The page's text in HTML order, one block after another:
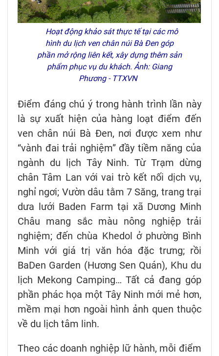
Hoạt động khảo sát thực tế tại các mô
hình du lịch ven chân núi Bà Đen góp
phần mở rộng liên kết, xây dựng thêm sản
phẩm phục vụ du khách. Ảnh: Giang
Phương - TTXVN
Điểm đáng chú ý trong hành trình lần này
là sự xuất hiện của hàng loạt điểm đến
ven chân núi Bà Đen, nơi được xem như
“vành đai trải nghiệm” đầy tiềm năng của
ngành du lịch Tây Ninh. Từ Trạm dừng
chân Tâm Lan với vai trò kết nối dịch vụ,
nghỉ ngơi; Vườn dâu tằm 7 Săng, trang trại
dưa lưới Baden Farm tại xã Dương Minh
Châu mang sắc màu nông nghiệp trải
nghiệm; đến chùa Khedol ở phường Bình
Minh với giá trị văn hóa đặc trưng; rồi
BaDen Garden (Hương Sen Quán), Khu du
lịch Mekong Camping… Tất cả đang góp
phần phác họa một Tây Ninh mới mẻ hơn,
mềm mại hơn ngoài hình ảnh quen thuộc
về du lịch tâm linh.
Theo các doanh nghiệp lữ hành, mỗi điểm